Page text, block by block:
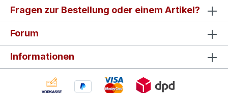
Fragen zur Bestellung oder einem Artikel?
Forum
Informationen